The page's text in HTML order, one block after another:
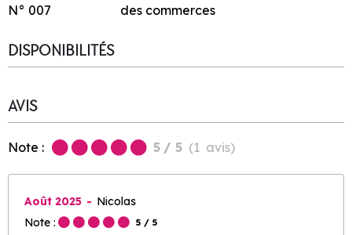
N° 007 des commerces
DISPONIBILITÉS
AVIS
Note : 5 / 5 (1 avis)
Août 2025
Nicolas
Note :
5 / 5